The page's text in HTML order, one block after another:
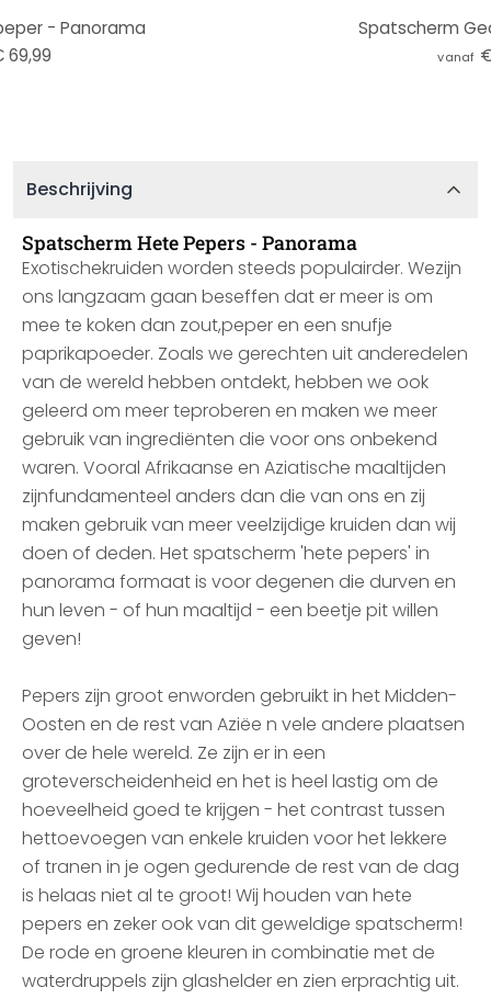
- Panorama
69,99
Spatscherm
vanaf
Beschrijving
Spatscherm Hete Pepers - Panorama
Exotischekruiden worden steeds populairder. Wezijn
ons langzaam gaan beseffen dat er meer is om
mee te koken dan zout,peper en een snufje
paprikapoeder. Zoals we gerechten uit anderedelen
van de wereld hebben ontdekt, hebben we ook
geleerd om meer teproberen en maken we meer
gebruik van ingrediënten die voor ons onbekend
waren. Vooral Afrikaanse en Aziatische maaltijden
zijnfundamenteel anders dan die van ons en zij
maken gebruik van meer veelzijdige kruiden dan wij
doen of deden. Het spatscherm 'hete pepers' in
panorama formaat is voor degenen die durven en
hun leven - of hun maaltijd - een beetje pit willen
geven!
Pepers zijn groot enworden gebruikt in het Midden-
Oosten en de rest van Aziëe n vele andere plaatsen
over de hele wereld. Ze zijn er in een
groteverscheidenheid en het is heel lastig om de
hoeveelheid goed te krijgen - het contrast tussen
hettoevoegen van enkele kruiden voor het lekkere
of tranen in je ogen gedurende de rest van de dag
is helaas niet al te groot! Wij houden van hete
pepers en zeker ook van dit geweldige spatscherm!
De rode en groene kleuren in combinatie met de
waterdruppels zijn glashelder en zien erprachtig uit.